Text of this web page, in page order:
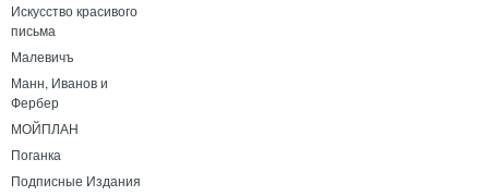
Искусство красивого
письма
Малевичъ
Манн, Иванов и
Фербер
МОЙПЛАН
Поганка
Подписные Издания